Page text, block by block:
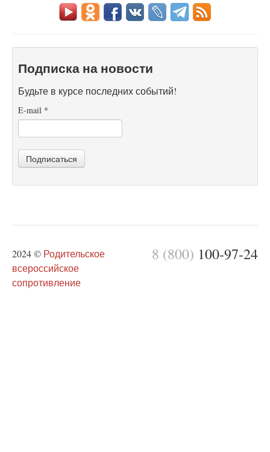
Подписка на новости
Будьте в курсе последних событий!
E-mail *
Подписаться
8 (800) 100-97-24
2024 © Родительское
всероссийское
сопротивление